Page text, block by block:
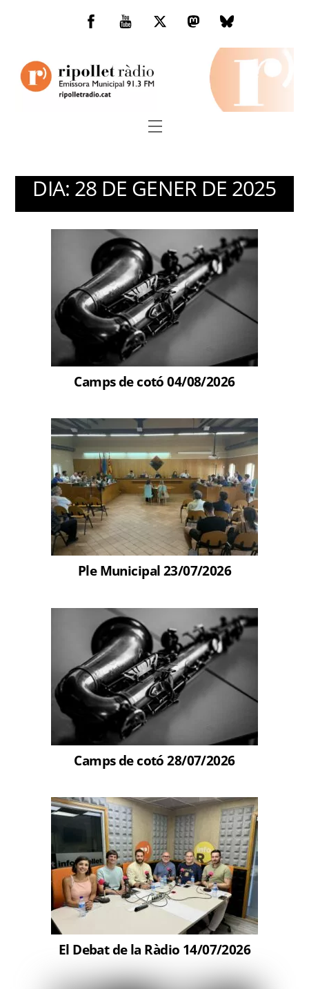
Facebook
You
TwitterMastodonBluesky
Menu
DIA: 28 DE GENER DE 2025
Camps de cotó 04/08/2026
Ple Municipal 23/07/2026
Camps de cotó 28/07/2026
El Debat de la Ràdio 14/07/2026